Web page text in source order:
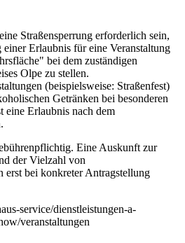
Straßensperrung erforderlich sein,
Erlaubnis für eine Veranstaltung
bei dem zuständigen
Olpe zu stellen.
(beispielsweise: Straßenfest)
Getränken bei besonderen
eine Erlaubnis nach dem
Eine Auskunft zur
der Vielzahl von
erst bei konkreter Antragstellung
service/dienstleistungen-a-
veranstaltungen